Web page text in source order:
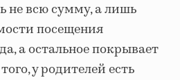
не всю сумму, а лишь
посещения
а остальное покрывает
у родителей есть